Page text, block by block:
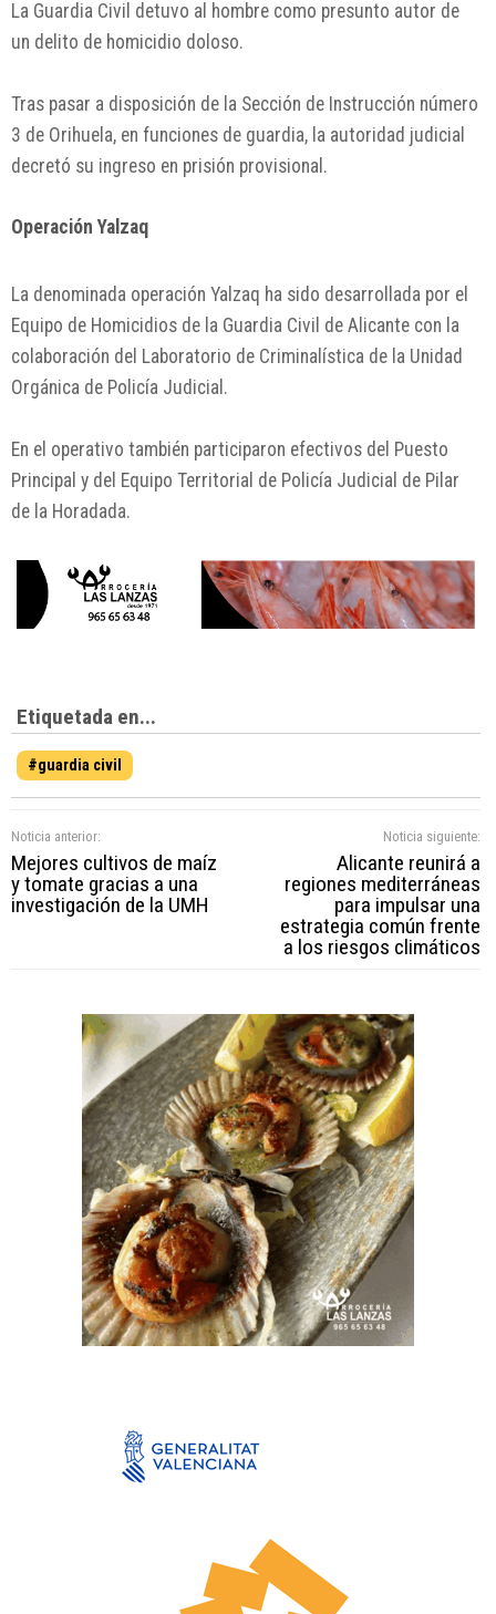
La Guardia Civil detuvo al hombre como presunto autor de
un delito de homicidio doloso.
Tras pasar a disposición de la Sección de Instrucción número
3 de Orihuela, en funciones de guardia, la autoridad judicial
decretó su ingreso en prisión provisional.
Operación Yalzaq
La denominada operación Yalzaq ha sido desarrollada por el
Equipo de Homicidios de la Guardia Civil de Alicante con la
colaboración del Laboratorio de Criminalística de la Unidad
Orgánica de Policía Judicial.
En el operativo también participaron efectivos del Puesto
Principal y del Equipo Territorial de Policía Judicial de Pilar
de la Horadada.
Etiquetada en...
#guardia civil
Noticia anterior:
Mejores cultivos de maíz
y tomate gracias a una
investigación de la UMH
Noticia siguiente:
Alicante reunirá a
regiones mediterráneas
para impulsar una
estrategia común frente
a los riesgos climáticos